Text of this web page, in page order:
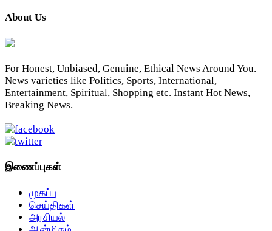
About Us
For Honest, Unbiased, Genuine, Ethical News Around You.
News varieties like Politics, Sports, International,
Entertainment, Spiritual, Shopping etc. Instant Hot News,
Breaking News.
இணைப்புகள்
முகப்பு
செய்திகள்
அரசியல்